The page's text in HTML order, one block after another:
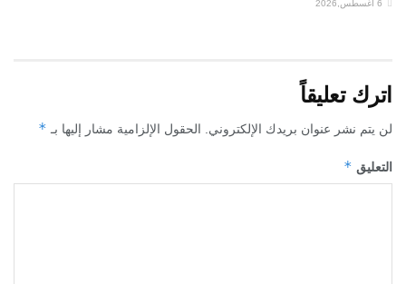
اترك تعليقاً
لن يتم نشر عنوان بريدك الإلكتروني. الحقول الإلزامية مشار إليها بـ *
التعليق *